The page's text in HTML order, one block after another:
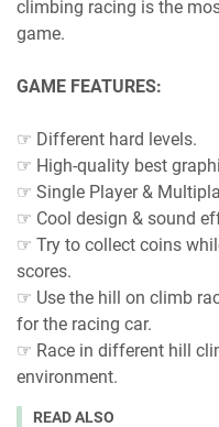
climbing racing is the
game.
GAME FEATURES:
☞ Different hard levels.
☞ High-quality best
☞ Single Player &
☞ Cool design & sound
☞ Try to collect coins
scores.
☞ Use the hill on climb
for the racing car.
☞ Race in different hill
environment.
READ ALSO